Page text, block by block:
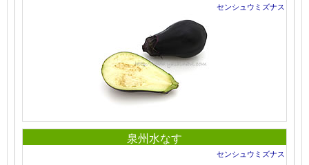
センシュウミズナス
泉州水なす
センシュウミズナス